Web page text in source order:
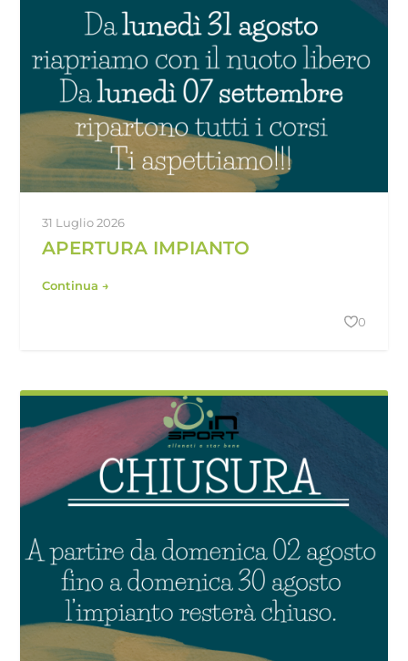
31 Luglio 2026
APERTURA IMPIANTO
Continua →
0